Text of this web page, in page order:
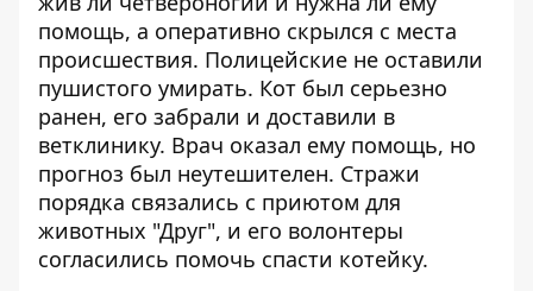
помощь, а оперативно скрылся с места
происшествия. Полицейские не оставили
пушистого умирать. Кот был серьезно
ранен, его забрали и доставили в
ветклинику. Врач оказал ему помощь, но
прогноз был неутешителен. Стражи
порядка связались с приютом для
животных "Друг", и его волонтеры
согласились помочь спасти котейку.